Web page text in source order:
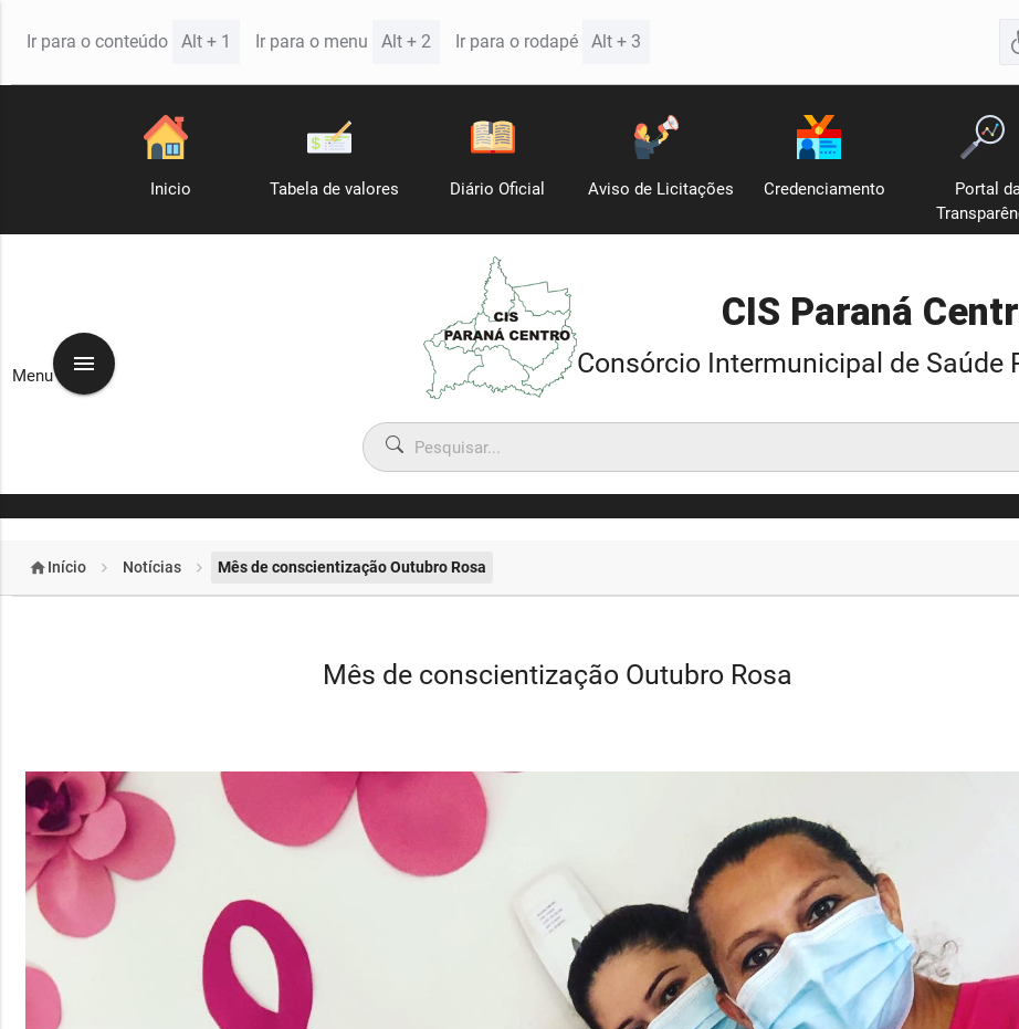
Ir para o conteúdo Alt + 1 Ir para o menu Alt + 2 Ir para o rodapé Alt + 3
Inicio Tabela de valores Diário Oficial Aviso de Licitações Credenciamento
Portal
Menu menu
CIS Paraná
Consórcio Intermunicipal de Saúde
homeInício chevron_right Notícias chevron_right Mês de conscientização Outubro Rosa
Mês de conscientização Outubro Rosa